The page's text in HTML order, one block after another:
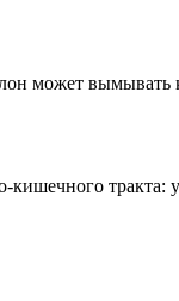
может